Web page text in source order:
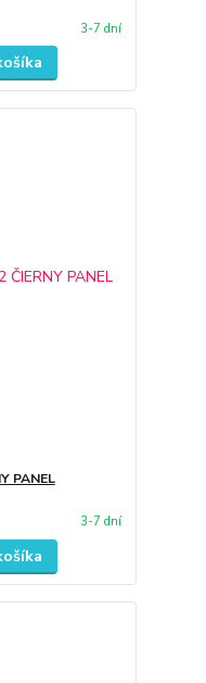
3-7 dní
PANEL
3-7 dní